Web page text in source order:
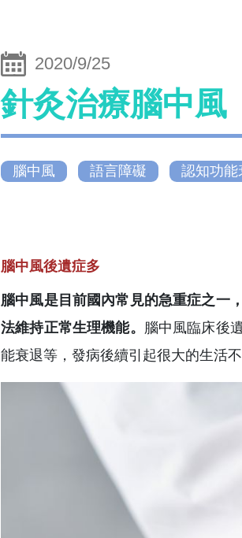
2020/9/25
針灸治療腦中風
腦中風 語言障礙 認知功能
腦中風後遺症多
腦中風是目前國內常見的急重症之一
法維持正常生理機能。 腦中風臨床後
能衰退等，發病後續引起很大的生活